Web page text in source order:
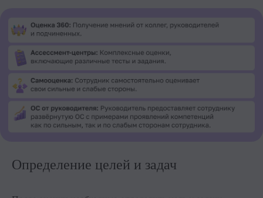
Определение целей и задач